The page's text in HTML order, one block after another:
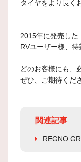
タイヤをより長く
2015年に発売した
RVユーザー様、待
どのお客様にも、
ぜひ、ご期待くだ
関連記事
REGNO